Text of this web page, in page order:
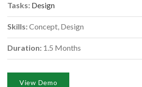
Tasks: Design
Skills:Concept, Design
Duration: 1.5 Months
View Demo